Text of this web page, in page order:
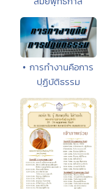
• การทำงานคือการ
ปฺฏิบัติธรรม